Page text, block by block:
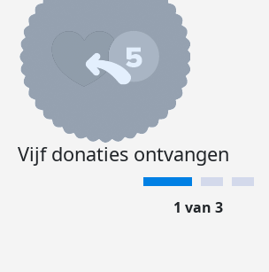
Vijf donaties ontvangen
1 van 3